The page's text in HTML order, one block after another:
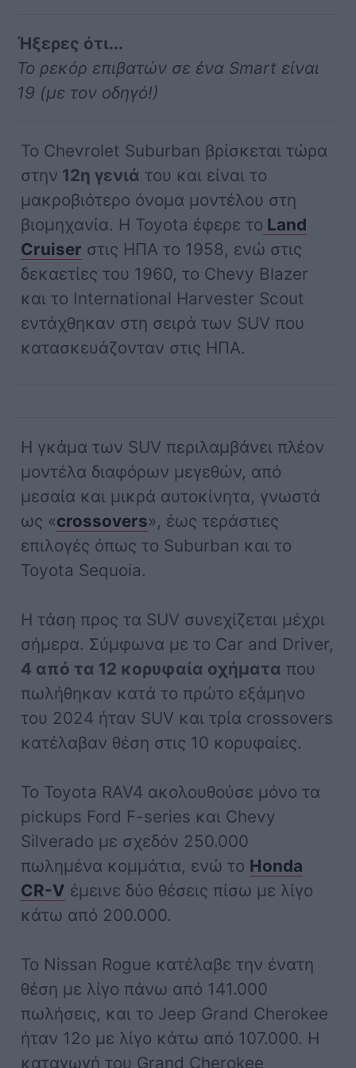
Ήξερες ότι...
Το ρεκόρ επιβατών σε ένα Smart είναι
19 (με τον οδηγό!)
Το Chevrolet Suburban βρίσκεται τώρα
στην 12η γενιά του και είναι το
μακροβιότερο όνομα μοντέλου στη
βιομηχανία. Η Toyota έφερε το Land
Cruiser στις ΗΠΑ το 1958, ενώ στις
δεκαετίες του 1960, το Chevy Blazer
και το International Harvester Scout
εντάχθηκαν στη σειρά των SUV που
κατασκευάζονταν στις ΗΠΑ.
Η γκάμα των SUV περιλαμβάνει πλέον
μοντέλα διαφόρων μεγεθών, από
μεσαία και μικρά αυτοκίνητα, γνωστά
ως «crossovers», έως τεράστιες
επιλογές όπως το Suburban και το
Toyota Sequoia.
Η τάση προς τα SUV συνεχίζεται μέχρι
σήμερα. Σύμφωνα με το Car and Driver,
4 από τα 12 κορυφαία οχήματα που
πωλήθηκαν κατά το πρώτο εξάμηνο
του 2024 ήταν SUV και τρία crossovers
κατέλαβαν θέση στις 10 κορυφαίες.
Το Toyota RAV4 ακολουθούσε μόνο τα
pickups Ford F-series και Chevy
Silverado με σχεδόν 250.000
πωλημένα κομμάτια, ενώ το Honda
CR-V έμεινε δύο θέσεις πίσω με λίγο
κάτω από 200.000.
Το Nissan Rogue κατέλαβε την ένατη
θέση με λίγο πάνω από 141.000
πωλήσεις, και το Jeep Grand Cherokee
ήταν 12ο με λίγο κάτω από 107.000. Η
καταγωγή του Grand Cherokee